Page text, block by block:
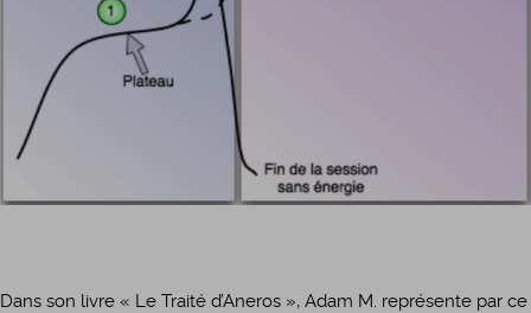
Dans son livre « Le Traité d’Aneros », Adam M. représente par ce